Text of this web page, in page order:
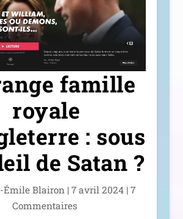
famille
royale
: sous
de Satan ?
Émile Blairon |7 avril 2024 |7
Commentaires